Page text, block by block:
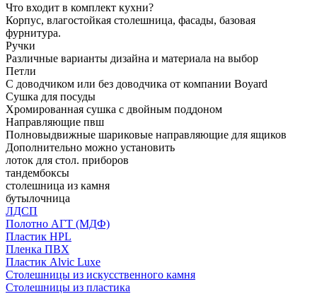
Что входит в комплект кухни?
Корпус, влагостойкая столешница, фасады, базовая
фурнитура.
Ручки
Различные варианты дизайна и материала на выбор
Петли
С доводчиком или без доводчика от компании Boyard
Сушка для посуды
Хромированная сушка с двойным поддоном
Направляющие пвш
Полновыдвижные шариковые направляющие для ящиков
Дополнительно можно установить
лоток для стол. приборов
тандембоксы
столешница из камня
бутылочница
ЛДСП
Полотно АГТ (МДФ)
Пластик HPL
Пленка ПВХ
Пластик Alvic Luxe
Столешницы из искусственного камня
Столешницы из пластика